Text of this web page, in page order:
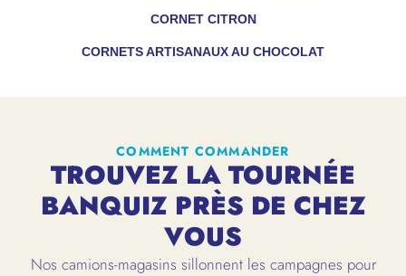
CORNET CITRON
CORNETS ARTISANAUX AU CHOCOLAT
COMMENT COMMANDER
TROUVEZ LA TOURNÉE
BANQUIZ PRÈS DE CHEZ
VOUS
Nos camions-magasins sillonnent les campagnes pour